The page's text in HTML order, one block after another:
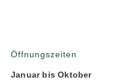
Öffnungszeiten
Januar bis Oktober